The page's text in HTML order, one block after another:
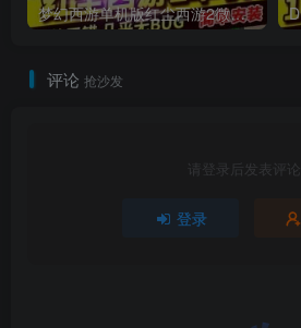
梦幻西游单机版红尘西游2微变独家打造龙魂抽奖令牌四象神兽
评论 抢沙发
请登录后发表评论
登录